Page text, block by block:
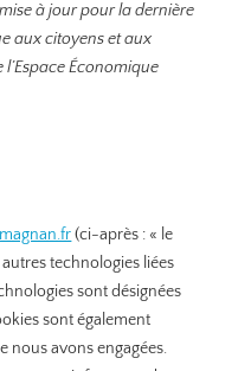
à jour pour la dernière
aux citoyens et aux
Économique
(ci-après : « le
technologies liées
sont désignées
sont également
nous avons engagées.